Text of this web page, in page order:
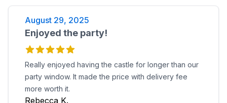
August 29, 2025
Enjoyed the party!
Really enjoyed having the castle for longer than our
party window. It made the price with delivery fee
more worth it.
Rebecca K.